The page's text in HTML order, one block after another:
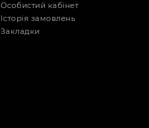
Особистий кабінет
Історія замовлень
Закладки